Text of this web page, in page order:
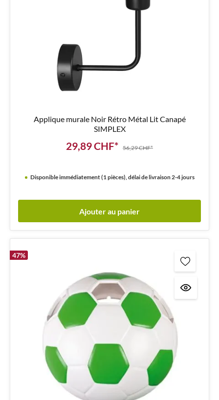
Applique murale Noir Rétro Métal Lit Canapé
SIMPLEX
29,89 CHF* 56,29 CHF*
Disponible immédiatement (1 pièces), délai de livraison 2-4 jours
Ajouter au panier
47%